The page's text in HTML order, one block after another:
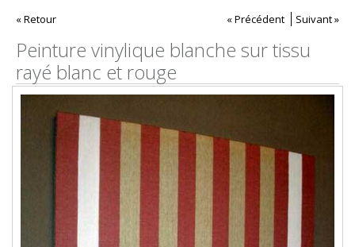
« Retour « Précédent Suivant »
Peinture vinylique blanche sur tissu
rayé blanc et rouge